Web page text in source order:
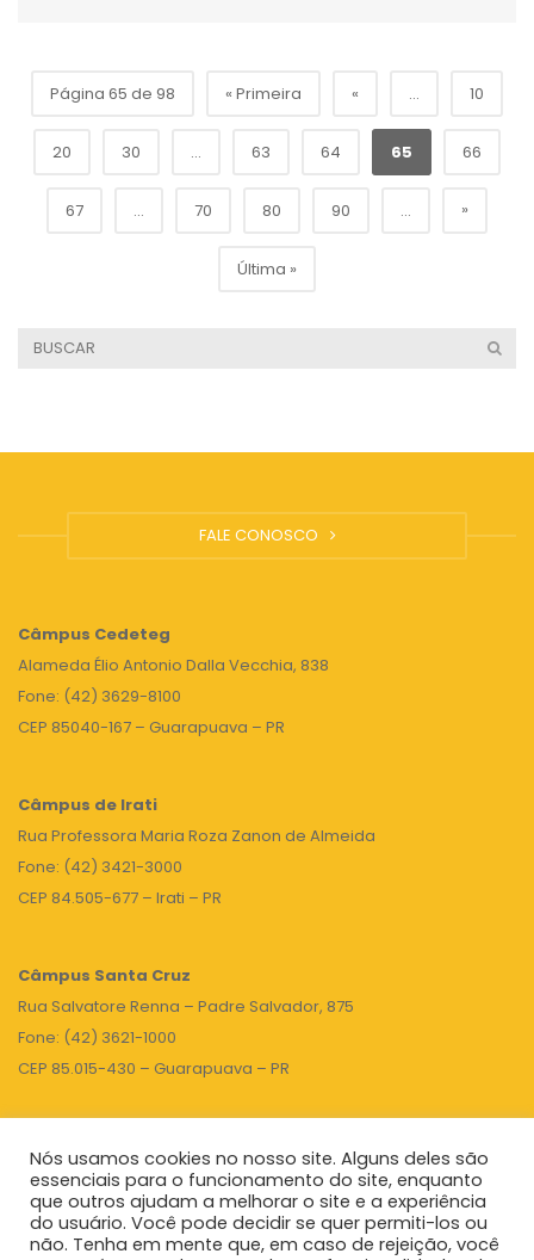
Página 65 de 98 « Primeira « ... 10
20 30 ... 63 64 65 66
67 ... 70 80 90 ... »
Última »
FALE CONOSCO
Câmpus Cedeteg
Alameda Élio Antonio Dalla Vecchia, 838
Fone: (42) 3629-8100
CEP 85040-167 – Guarapuava – PR
Câmpus de Irati
Rua Professora Maria Roza Zanon de Almeida
Fone: (42) 3421-3000
CEP 84.505-677 – Irati – PR
Câmpus Santa Cruz
Rua Salvatore Renna – Padre Salvador, 875
Fone: (42) 3621-1000
CEP 85.015-430 – Guarapuava – PR
TOPO
Unicentro |Governo do Paraná|Seti| Agenda do Reitor
Nós usamos cookies no nosso site. Alguns deles são
essenciais para o funcionamento do site, enquanto
que outros ajudam a melhorar o site e a experiência
do usuário. Você pode decidir se quer permiti-los ou
não. Tenha em mente que, em caso de rejeição, você